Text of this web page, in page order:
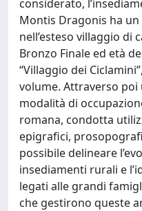
considerato,
Montis Dragonis ha
nell’esteso villaggio di
Bronzo Finale ed età
“Villaggio dei
volume. Attraverso poi
modalità di
romana, condotta
epigrafici,
possibile delineare
insediamenti rurali e
legati alle grandi
che gestirono queste